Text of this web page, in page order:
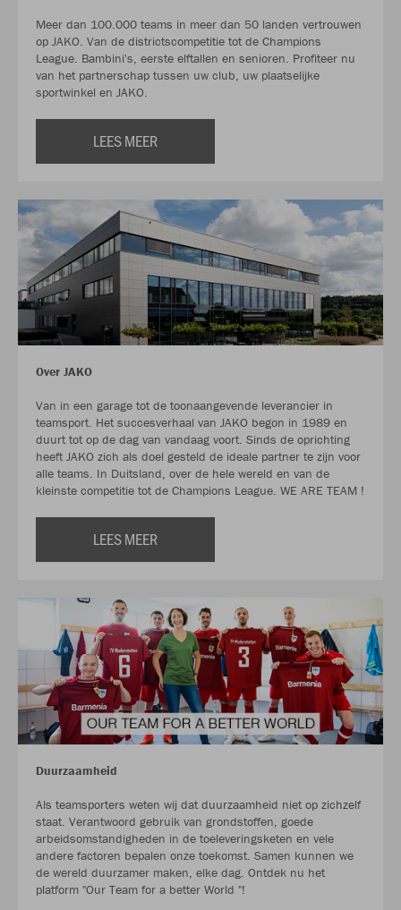
Meer dan 100.000 teams in meer dan 50 landen vertrouwen
op JAKO. Van de districtscompetitie tot de Champions
League. Bambini's, eerste elftallen en senioren. Profiteer nu
van het partnerschap tussen uw club, uw plaatselijke
sportwinkel en JAKO.
LEES MEER
Over JAKO
Van in een garage tot de toonaangevende leverancier in
teamsport. Het succesverhaal van JAKO begon in 1989 en
duurt tot op de dag van vandaag voort. Sinds de oprichting
heeft JAKO zich als doel gesteld de ideale partner te zijn voor
alle teams. In Duitsland, over de hele wereld en van de
kleinste competitie tot de Champions League. WE ARE TEAM !
LEES MEER
Duurzaamheid
Als teamsporters weten wij dat duurzaamheid niet op zichzelf
staat. Verantwoord gebruik van grondstoffen, goede
arbeidsomstandigheden in de toeleveringsketen en vele
andere factoren bepalen onze toekomst. Samen kunnen we
de wereld duurzamer maken, elke dag. Ontdek nu het
platform "Our Team for a better World "!